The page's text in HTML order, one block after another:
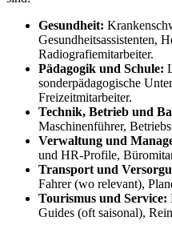
Gesundheit:
Gesundheitsassistenten,
Radiografiemitarbeiter.
Pädagogik und Schule:
sonderpädagogische
Freizeitmitarbeiter.
Technik, Betrieb und
Maschinenführer,
Verwaltung und
und HR-Profile,
Transport und
Fahrer (wo relevant),
Tourismus und Service:
Guides (oft saisonal),